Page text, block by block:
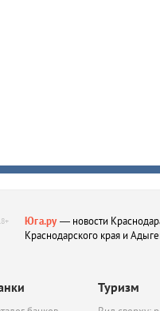
Юга.ру— новости
Краснодарского края и
Туризм